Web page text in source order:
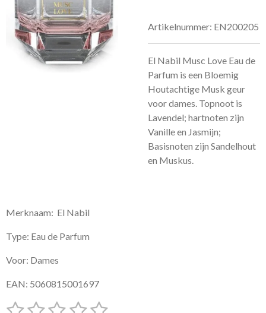
Artikelnummer: EN200205
El Nabil Musc Love Eau de
Parfum is een Bloemig
Houtachtige Musk geur
voor dames. Topnoot is
Lavendel; hartnoten zijn
Vanille en Jasmijn;
Basisnoten zijn Sandelhout
en Muskus.
Merknaam: El Nabil
Type: Eau de Parfum
Voor: Dames
EAN: 5060815001697
R
S